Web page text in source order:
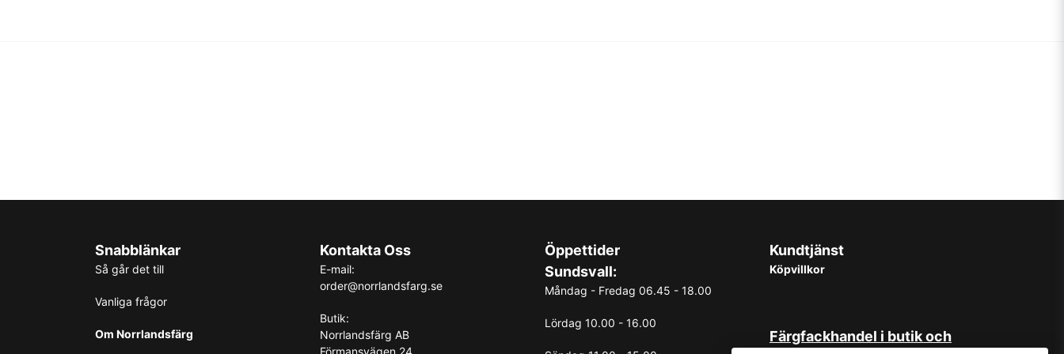
Snabblänkar
Så går det till
Vanliga frågor
Om Norrlandsfärg
Kontakta Oss
E-mail:
order@norrlandsfarg.se
Butik:
Norrlandsfärg AB
Öppettider
Sundsvall:
Måndag - Fredag 06.45 - 18.00
Lördag 10.00 - 16.00
Kundtjänst
Köpvillkor
Färgfackhandel i butik och